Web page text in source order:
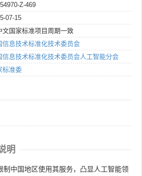
Z-469
07-15
文国家标准项目周期一致
信息技术标准化技术委员会
信息技术标准化技术委员会人工智能分会
标准委
明
制中国地区使用其服务，凸显人工智能领